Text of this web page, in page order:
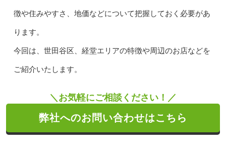
徴や住みやすさ、地価などについて把握しておく必要があ
ります。
今回は、世田谷区、経堂エリアの特徴や周辺のお店などを
ご紹介いたします。
＼お気軽にご相談ください！／
弊社へのお問い合わせはこちら